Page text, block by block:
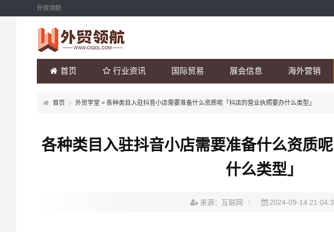
外贸领航
首页 行业资讯 国际贸易 展会信息 海外营销
首页 外贸学堂 > 各种类目入驻抖音小店需要准备什么资质呢「抖店的营业执照要办什么类型」
各种类目入驻抖音小店需要准备什么资质
什么类型」
来源：互联网 2024-09-14